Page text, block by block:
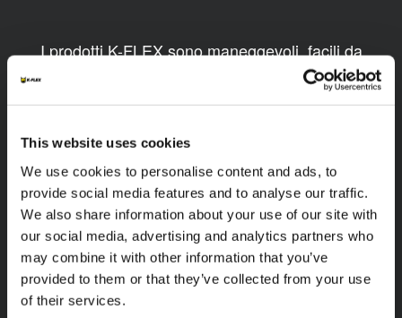
This website uses cookies
We use cookies to personalise content and ads, to
provide social media features and to analyse our traffic.
We also share information about your use of our site with
our social media, advertising and analytics partners who
may combine it with other information that you’ve
provided to them or that they’ve collected from your use
of their services.
I prodotti K-FLEX sono maneggevoli, facili da
montare, disponibili in diverse dimensioni e
realizzati grazie a tecnologie innovative e
1